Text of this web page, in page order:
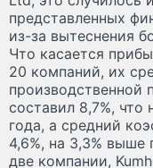
представленных
из-за вытеснения
Что касается
20 компаний, их
производственной
составил 8,7%, что
года, а средний
4,6%, на 3,3% выше
две компании,